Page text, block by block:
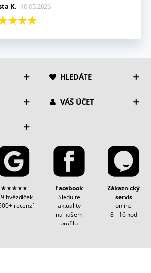
K. 10.05.2026
HLEDÁTE
VÁŠ ÚČET
★★★★★
hvězdiček
recenzí
Facebook
Sledujte
aktuality
na našem
profilu
Zákaznický
servis
online
8 - 16 hod